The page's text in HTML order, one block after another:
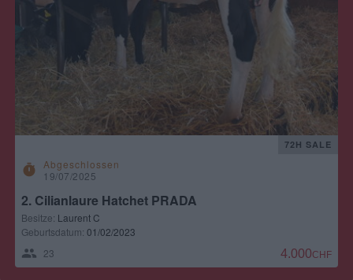
timer
Abgeschlossen
19/07/2025
72H SALE
2. Cilianlaure Hatchet PRADA
Besitze: Laurent C
Geburtsdatum: 01/02/2023
23
4.000,00